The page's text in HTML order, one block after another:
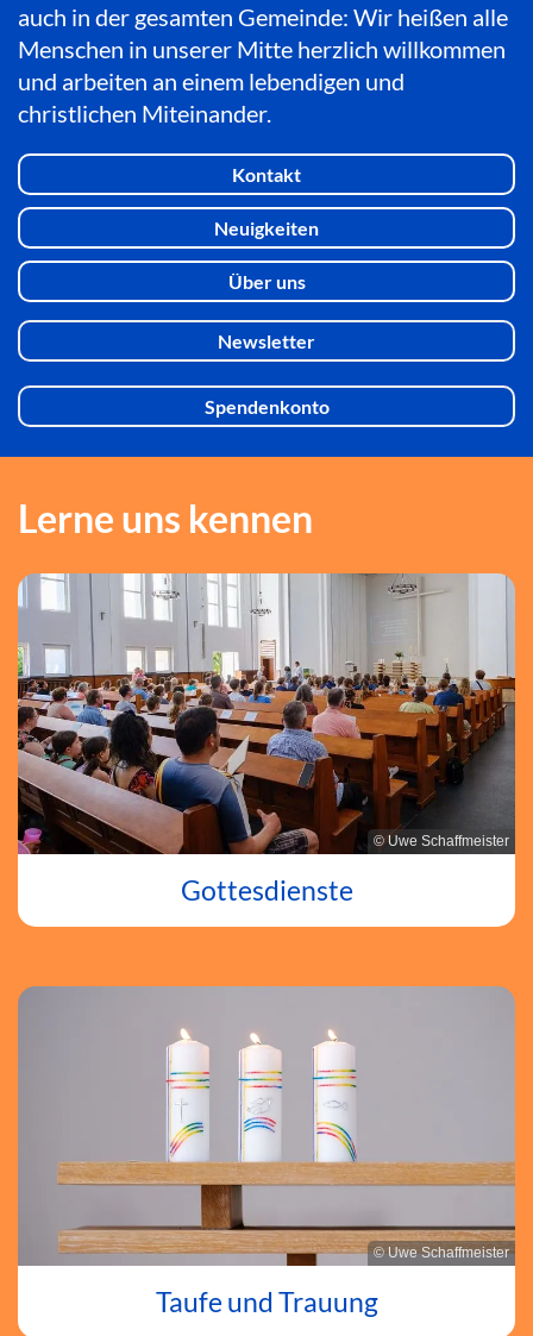
auch in der gesamten Gemeinde: Wir heißen alle
Menschen in unserer Mitte herzlich willkommen
und arbeiten an einem lebendigen und
christlichen Miteinander.
Kontakt
Neuigkeiten
Über uns
Newsletter
Spendenkonto
Lerne uns kennen
© Uwe Schaffmeister
Gottesdienste
© Uwe Schaffmeister
Taufe und Trauung